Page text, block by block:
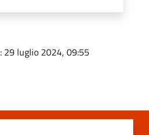
: 29 luglio 2024, 09:55